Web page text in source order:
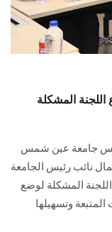
المشكلة
رئيس جامعة عين شمس
نائب رئيس الجامعة
المشكلة ‏لوضع
وتسهيلها